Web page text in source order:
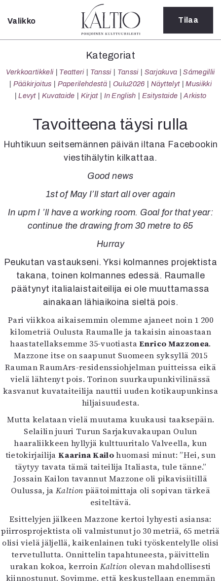
Sulje
Kategoriat
Verkkoartikkeli
Teatteri
Tanssi
Sarjakuva
Sámegillii
Pääkirjoitus
Paperilehdestä
Oulu2026
Näyttelyt
Musiikki
Kuvataide
Kirjat
Esitystaide
Arkisto
Lehdet
4/2026
2–3/2026
1/2026
6/2025
5/2025 saame
5/2025
Lehtiarkisto
Info
Tilaus ja irtonumerot
Yhteistyössä
Toimitus
Mediatiedot
Kaltio ry
Valikko Tilaa
Kategoriat
Verkkoartikkeli Teatteri Tanssi Tanssi Sarjakuva
Sámegillii
Pääkirjoitus
Paperilehdestä Oulu2026 Näyttelyt
Musiikki
Levyt
Kuvataide Kirjat In English Esitystaide Arkisto
Tavoitteena täysi rulla
Huhtikuun seitsemännen päivän iltana Facebookin
viestihälytin kilkattaa.
Good news
1st of May I’ll start all over again
In upm I ’ll have a working room. Goal for that year:
continue the drawing from 30 metre to 65
Hurray
Peukutan vastaukseni. Yksi kolmannes projektista
takana, toinen kolmannes edessä. Raumalle
päätynyt italialaistaiteilija ei ole muuttamassa
ainakaan lähiaikoina sieltä pois.
Pari viikkoa aikaisemmin olemme ajaneet noin 1 200
kilometriä Oulusta Raumalle ja takaisin ainoastaan
haastatellaksemme 35-vuotiastaEnrico Mazzonea.
Mazzone itse on saapunut Suomeen syksyllä 2015
Rauman RaumArs-residenssiohjelman puitteissa eikä
vielä lähtenyt pois. Torinon suurkaupunkivilinässä
kasvanut kuvataiteilija nauttii uuden kotikaupunkinsa
hiljaisuudesta.
Mutta kelataan vielä muutama kuukausi taaksepäin.
Selailin juuri Turun Sarjakuvakaupan Oulun
haaraliikkeen hyllyjä kulttuuritalo Valveella, kun
tietokirjailija Kaarina Kailohuomasi minut: ”Hei, sun
täytyy tavata tämä taiteilija Italiasta, tule tänne.”
Jossain Kailon tavannut Mazzone oli pikavisiitillä
Oulussa, jaKaltion päätoimittaja oli sopivan tärkeä
esiteltävä.
Esittelyjen jälkeen Mazzone kertoi lyhyesti asiansa:
piirrosprojektista oli valmistunut jo 30 metriä, 65 metriä
olisi vielä jäljellä, kaikenlainen tuki työskentelylle olisi
tervetullutta. Onnittelin tapahtuneesta, päivittelin
urakan kokoa, kerroin Kaltion olevan mahdollisesti
kiinnostunut. Sovimme, että keskustellaan enemmän